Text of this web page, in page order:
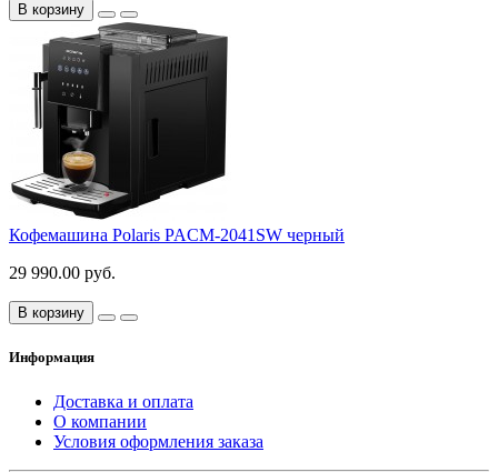
В корзину
Кофемашина Polaris PACM-2041SW черный
29 990.00 руб.
В корзину
Информация
Доставка и оплата
О компании
Условия оформления заказа